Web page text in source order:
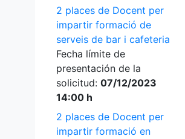
2 places de Docent per
impartir formació de
serveis de bar i cafeteria
Fecha límite de
presentación de la
solicitud: 07/12/2023
14:00 h
2 places de Docent per
impartir formació en